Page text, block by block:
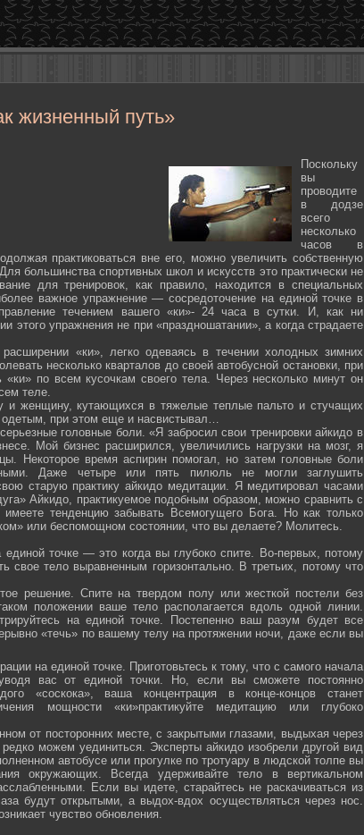
жизненный путь»
Поскольку
вы
проводите
в додзе
всего
несколько
часов в
практиковаться вне его, можно увеличить собственную
большинства спортивных школ и искусств это практически не
для тренировок, как правило, находится в специальных
важное упражнение — сосредоточение на единой точке в
течением вашего «ки»- 24 часа в сутки. И, как ни
этого упражнения не при «праздношатании», а когда страдаете
«ки», легко одеваясь в течении холодных зимних
несколько кварталов до своей автобусной остановки, при
по всем кусочкам своего тела. Через несколько минут он
теле.
женщину, кутающихся в тяжелые теплые пальто и стучащих
одетым, при этом еще и насвистывал…
головные боли. «Я забросил свои тренировки айкидо в
Мой бизнес расширился, увеличились нагрузки на мозг, я
Некоторое время аспирин помогал, но затем головные боли
Даже четыре или пять пилюль не могли заглушить
старую практику айкидо медитации. Я медитировал часами
Айкидо, практикуемое подобным образом, можно сравнить с
тенденцию забывать Всемогущего Бога. Но как только
или беспомощном состоянии, что вы делаете? Молитесь.
точке — это когда вы глубоко спите. Во-первых, потому
свое тело выравненным горизонтально. В третьих, потому что
решение. Спите на твердом полу или жесткой постели без
положении ваше тело располагается вдоль одной линии.
на единой точке. Постепенно ваш разум будет все
«течь» по вашему телу на протяжении ночи, даже если вы
на единой точке. Приготовьтесь к тому, что с самого начала
вас от единой точки. Но, если вы сможете постоянно
«соскока», ваша концентрация в конце-концов станет
мощности «ки»практикуйте медитацию или глубоко
от посторонних месте, с закрытыми глазами, выдыхая через
можем уединиться. Эксперты айкидо изобрели другой вид
автобусе или прогулке по тротуару в людской толпе вы
окружающих. Всегда удерживайте тело в вертикальном
Если вы идете, старайтесь не раскачиваться из
будут открытыми, а выдох-вдох осуществляться через нос.
чувство обновления.